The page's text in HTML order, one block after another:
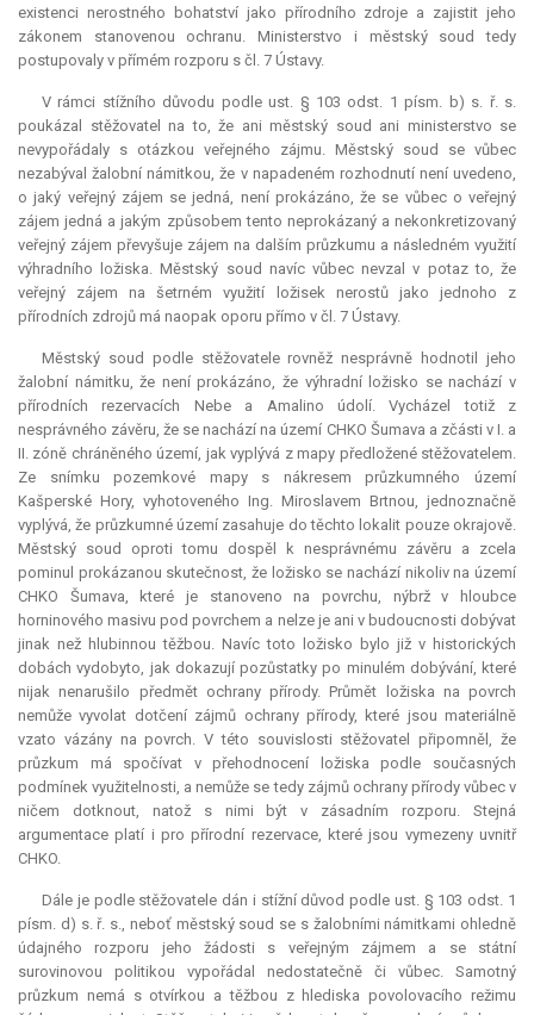
existenci nerostného bohatství jako přírodního zdroje a zajistit jeho
zákonem stanovenou ochranu. Ministerstvo i městský soud tedy
postupovaly v přímém rozporu s čl. 7 Ústavy.
V rámci stížního důvodu podle ust. § 103 odst. 1 písm. b) s. ř. s.
poukázal stěžovatel na to, že ani městský soud ani ministerstvo se
nevypořádaly s otázkou veřejného zájmu. Městský soud se vůbec
nezabýval žalobní námitkou, že v napadeném rozhodnutí není uvedeno,
o jaký veřejný zájem se jedná, není prokázáno, že se vůbec o veřejný
zájem jedná a jakým způsobem tento neprokázaný a nekonkretizovaný
veřejný zájem převyšuje zájem na dalším průzkumu a následném využití
výhradního ložiska. Městský soud navíc vůbec nevzal v potaz to, že
veřejný zájem na šetrném využití ložisek nerostů jako jednoho z
přírodních zdrojů má naopak oporu přímo v čl. 7 Ústavy.
Městský soud podle stěžovatele rovněž nesprávně hodnotil jeho
žalobní námitku, že není prokázáno, že výhradní ložisko se nachází v
přírodních rezervacích Nebe a Amalino údolí. Vycházel totiž z
nesprávného závěru, že se nachází na území CHKO Šumava a zčásti v I. a
II. zóně chráněného území, jak vyplývá z mapy předložené stěžovatelem.
Ze snímku pozemkové mapy s nákresem průzkumného území
Kašperské Hory, vyhotoveného Ing. Miroslavem Brtnou, jednoznačně
vyplývá, že průzkumné území zasahuje do těchto lokalit pouze okrajově.
Městský soud oproti tomu dospěl k nesprávnému závěru a zcela
pominul prokázanou skutečnost, že ložisko se nachází nikoliv na území
CHKO Šumava, které je stanoveno na povrchu, nýbrž v hloubce
horninového masivu pod povrchem a nelze je ani v budoucnosti dobývat
jinak než hlubinnou těžbou. Navíc toto ložisko bylo již v historických
dobách vydobyto, jak dokazují pozůstatky po minulém dobývání, které
nijak nenarušilo předmět ochrany přírody. Průmět ložiska na povrch
nemůže vyvolat dotčení zájmů ochrany přírody, které jsou materiálně
vzato vázány na povrch. V této souvislosti stěžovatel připomněl, že
průzkum má spočívat v přehodnocení ložiska podle současných
podmínek využitelnosti, a nemůže se tedy zájmů ochrany přírody vůbec v
ničem dotknout, natož s nimi být v zásadním rozporu. Stejná
argumentace platí i pro přírodní rezervace, které jsou vymezeny uvnitř
CHKO.
Dále je podle stěžovatele dán i stížní důvod podle ust. § 103 odst. 1
písm. d) s. ř. s., neboť městský soud se s žalobními námitkami ohledně
údajného rozporu jeho žádosti s veřejným zájmem a se státní
surovinovou politikou vypořádal nedostatečně či vůbec. Samotný
průzkum nemá s otvírkou a těžbou z hlediska povolovacího režimu